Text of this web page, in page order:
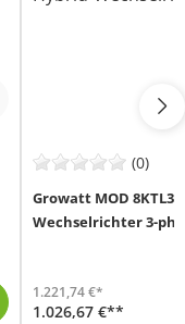
(0)
Growatt MOD 8KTL3-
Wechselrichter 3-
1.221,74 €*
1.026,67 €**